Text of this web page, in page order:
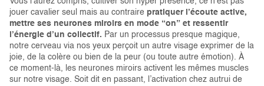
jouer cavalier seul mais au contraire pratiquer l’écoute active,
mettre ses neurones miroirs en mode “on” et ressentir
l’énergie d’un collectif. Par un processus presque magique,
notre cerveau via nos yeux perçoit un autre visage exprimer de la
joie, de la colère ou bien de la peur (ou toute autre émotion). À
ce moment-là, les neurones miroirs activent les mêmes muscles
sur notre visage. Soit dit en passant, l’activation chez autrui de